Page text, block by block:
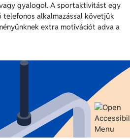
gyalogol. A sportaktivitást egy
alkalmazással követjük
extra motivációt adva a